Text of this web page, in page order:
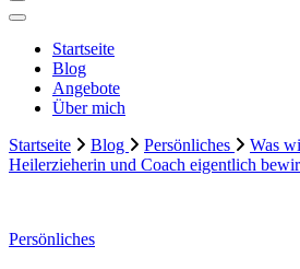
Startseite
Blog
Angebote
Über mich
Startseite
Blog Persönliches
Was
Heilerzieherin und Coach eigentlich
Persönliches